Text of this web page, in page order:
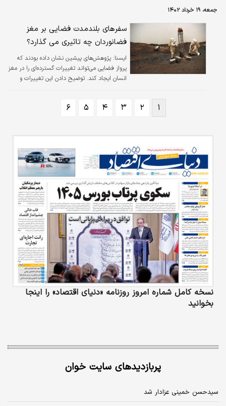
حال در «تحلیل» کم و کیف این مشکلات، دیدگاه‌های متفاوتی وجود دارد.
جمعه، ۱۹ خرداد ۱۴۰۲
سفرهای بلندمدت فضایی بر مغز
فضانوردان چه تاثیری می گذارد؟
ايسنا: پژوهش‌های پیشین نشان داده بودند که
پرواز فضایی می‌تواند تغییرات گسترده‌ای را در مغز
انسان ایجاد کند. توضیح دادن این تغییرات و
برنامه‌ریزی‌شده به مریخ باشد.
۱ ۲ ۳ ۴ ۵ ۶
نسخه کامل شماره امروز روزنامه «دنیای‌ اقتصاد» را اینجا
بخوانید
پربازدیدهای سایت خوان
سیدحسن خمینی عزادار شد